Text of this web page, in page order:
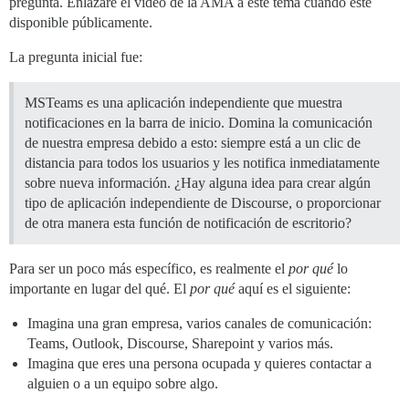
disponible públicamente.
La pregunta inicial fue:
MSTeams es una aplicación independiente que muestra
notificaciones en la barra de inicio. Domina la comunicación
de nuestra empresa debido a esto: siempre está a un clic de
distancia para todos los usuarios y les notifica inmediatamente
sobre nueva información. ¿Hay alguna idea para crear algún
tipo de aplicación independiente de Discourse, o proporcionar
de otra manera esta función de notificación de escritorio?
Para ser un poco más específico, es realmente el por quélo
importante en lugar del qué. El por quéaquí es el siguiente:
Imagina una gran empresa, varios canales de comunicación:
Teams, Outlook, Discourse, Sharepoint y varios más.
Imagina que eres una persona ocupada y quieres contactar a
alguien o a un equipo sobre algo.